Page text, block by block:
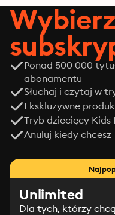
Ponad 500 000
abonamentu
Słuchaj i czytaj w
Ekskluzywne
Tryb dziecięcy Kids
Anuluj kiedy chcesz
Unlimited
Dla tych, którzy